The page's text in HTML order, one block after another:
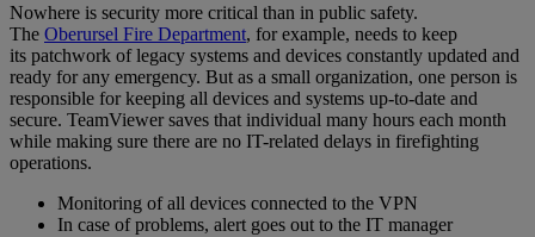
Nowhere is security more critical than in public safety.
The Oberursel Fire Department, for example, needs to keep
its patchwork of legacy systems and devices constantly updated and
ready for any emergency. But as a small organization, one person is
responsible for keeping all devices and systems up-to-date and
secure. TeamViewer saves that individual many hours each month
while making sure there are no IT-related delays in firefighting
operations.
Monitoring of all devices connected to the VPN
In case of problems, alert goes out to the IT manager